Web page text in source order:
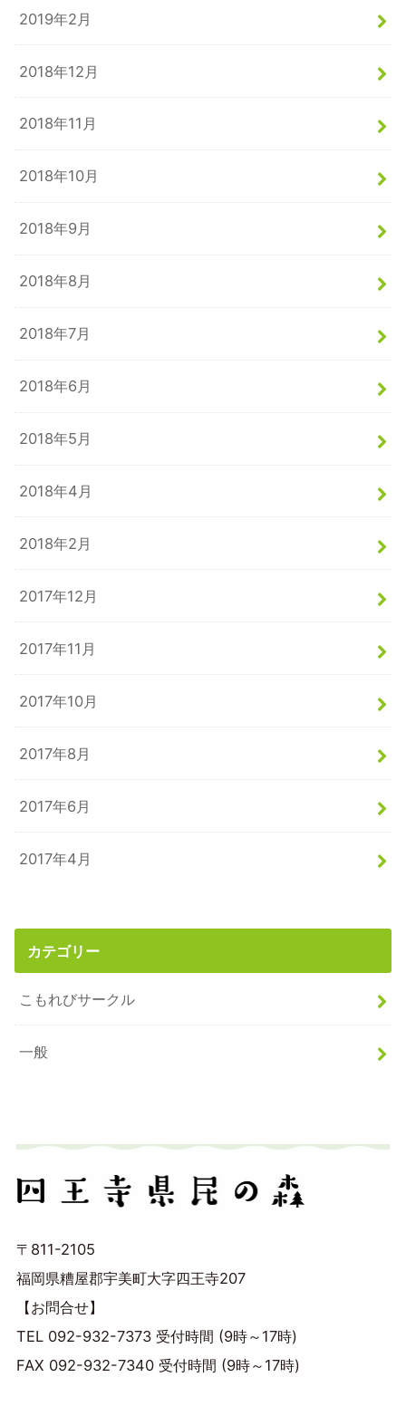
2019年2月
2018年12月
2018年11月
2018年10月
2018年9月
2018年8月
2018年7月
2018年6月
2018年5月
2018年4月
2018年2月
2017年12月
2017年11月
2017年10月
2017年8月
2017年6月
2017年4月
カテゴリー
こもれびサークル
一般
〒811-2105
福岡県糟屋郡宇美町大字四王寺207
【お問合せ】
TEL 092-932-7373 受付時間 (9時～17時)
FAX 092-932-7340 受付時間 (9時～17時)